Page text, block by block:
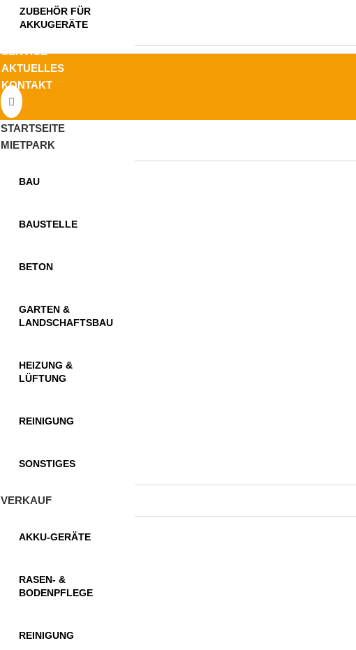
ZUBEHÖR FÜR
AKKUGERÄTE
SERVICE
AKTUELLES
KONTAKT
STARTSEITE
MIETPARK
BAU
BAUSTELLE
BETON
GARTEN &
LANDSCHAFTSBAU
HEIZUNG &
LÜFTUNG
REINIGUNG
SONSTIGES
VERKAUF
AKKU-GERÄTE
RASEN- &
BODENPFLEGE
REINIGUNG